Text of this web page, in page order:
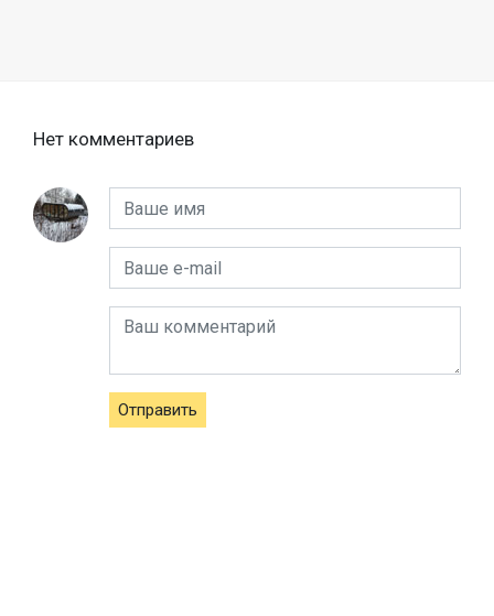
Нет комментариев
Отправить